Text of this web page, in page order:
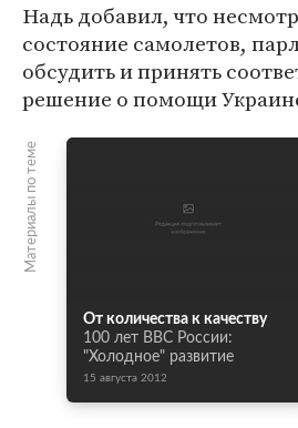
Надь добавил, что
состояние самолетов,
обсудить и принять
решение о помощи
Материалы по теме
От количества к качеству
100 лет ВВС России:
"Холодное" развитие
15 августа 2012